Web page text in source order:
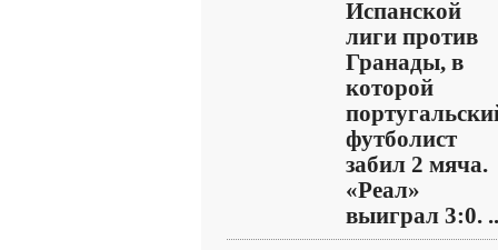
Испанской
лиги против
Гранады, в
которой
футболист
забил 2 мяча.
«Реал»
выиграл 3:0.